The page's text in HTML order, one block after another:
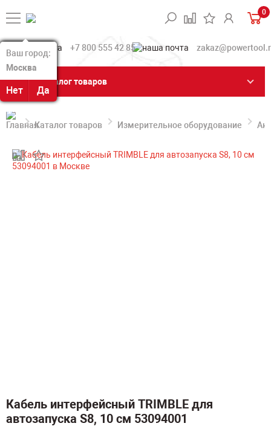
Ваш город:
Москва
Нет Да
Ваш город:
Москва
Нет Да
0
+7 800 555 42 85
Каталог товаров
Каталог товаров Измерительное оборудование
Кабель интерфейсный TRIMBLE для
автозапуска S8, 10 см 53094001